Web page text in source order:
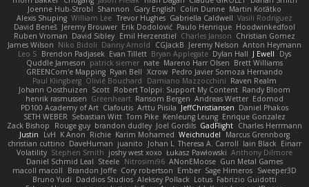
Joenne Hub-Strobl Shannon Gary English Colin Dunne Martin Koťátko
Alexis Shuping William Lee Trevor Hughes Gabriella Caldwell Vasili Rodriguez
David Beneš Jeremy Brouwer Erik Dodolović Paulo Henrique Hoodwinkedfool
Ruben Vroman David Sibley Emil Herzenstiel Charles Janson Christian Gomez
James Wilson Niko Bidoli Danny Arnold CGJackB Jeremy Nelson Anton Heymann
Leo S Brendon Padjasek Evan Tillett Bryan Applegate Dylan Hall J Ewell
Dys
Quddle Jameson patrick siemer nate Mareno Harr Olsen Brett Williams
GREENCom'e Mapping Ryan Bell Xcrow Pedro Javier Somoza Hernando
Paul Klingberg Olivié Bouchard Damiano Mazzocchini Raven Realm
Johann Oosthuizen Scott Robert Tolppi: Support My Content Randy Bloom
henrik rasmussen Greenheart Ransom Bergen Andreas Wetter Edomod
PD100 Academy of Art Clafoutis Arttu Piisila JeffChristiansen Daniel Phakos
SETH WEBER Sebastian Witt Tom Pike Kenleung Leung Enrique Gonzalez
Zack Bishop
Rouge guy brandon dudley Joel Gordils GadFlight Charles Herrmann
Justin
LvH K Anon Richie Karim Mohamed Weichnudel
Marcus Grennborg
christian cuttino DaveHuman juanito Johan L Theresa A. Carroll Iain Black Einarr
Volatility Stephen Smith joshy west xoxo Łukasz Pawłowski Anthony Dilmore
Daniel Schmid Leal Steele Nitrosimi96 ANonEMoose Gun Metal Games
macoll macoll
Brandon Joffe Cory robertson Ember Sage Himeros Sweeper3D
Bruno Yudi Daddios Studios Aleksey Pollack Lotus Fabrizio Guidotti